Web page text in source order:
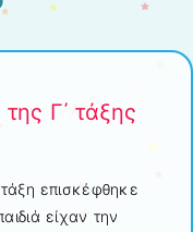
Γ΄ τάξης
επισκέφθηκε
είχαν την